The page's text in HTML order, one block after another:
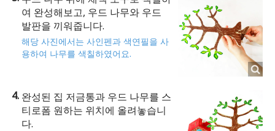
여 완성해보고, 우드 나무와 우드
발판을 끼워줍니다.
해당 사진에서는 사인펜과 색연필을 사
용하여 나무를 색칠하였어요.
완성된 집 저금통과 우드 나무를 스
티로폼 원하는 위치에 올려놓습니
다.